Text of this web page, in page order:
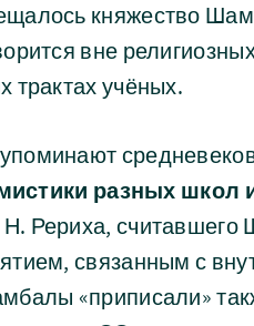
княжество
вне
трактах учёных.
разных школ
Н. Рериха,
связанным с
«приписали»